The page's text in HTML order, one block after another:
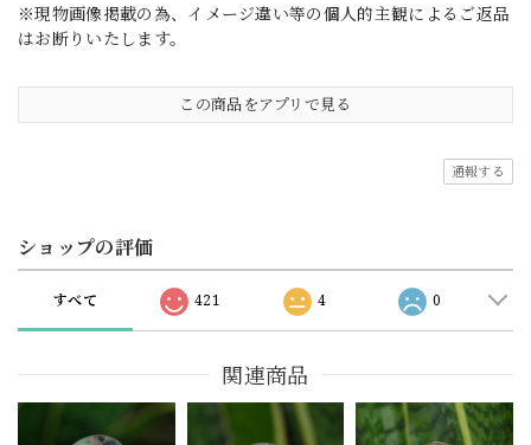
※現物画像掲載の為、イメージ違い等の個人的主観によるご返品
はお断りいたします。
この商品をアプリで見る
通報する
ショップの評価
すべて 421 4 0
関連商品